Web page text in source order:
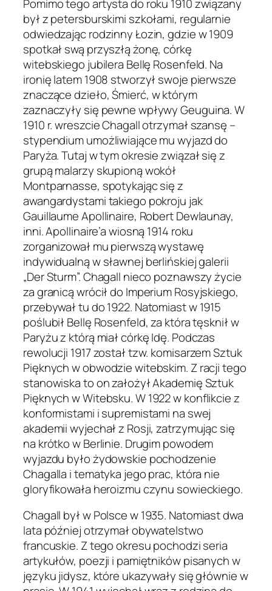
Pomimo tego artysta do roku 1910 związany
był z petersburskimi szkołami, regularnie
odwiedzając rodzinny Łozin, gdzie w 1909
spotkał swą przyszłą żonę, córkę
witebskiego jubilera Bellę Rosenfeld. Na
ironię latem 1908 stworzył swoje pierwsze
znaczące dzieło,Śmierć, w którym
zaznaczyły się pewne wpływy Geuguina. W
1910 r. wreszcie Chagall otrzymał szansę –
stypendium umożliwiające mu wyjazd do
Paryża. Tutaj w tym okresie związał się z
grupą malarzy skupioną wokół
Montparnasse, spotykając się z
awangardystami takiego pokroju jak
Gauillaume Apollinaire, Robert Dewlaunay,
inni. Apollinaire’a wiosną 1914 roku
zorganizował mu pierwszą wystawę
indywidualną w sławnej berlińskiej galerii
„Der Sturm”. Chagall nieco poznawszy życie
za granicą wrócił do Imperium Rosyjskiego,
przebywał tu do 1922. Natomiast w 1915
poślubił Bellę Rosenfeld, za która tęsknił w
Paryżu z którą miał córkę Idę. Podczas
rewolucji 1917 został tzw. komisarzem Sztuk
Pięknych w obwodzie witebskim. Z racji tego
stanowiska to on założył Akademię Sztuk
Pięknych w Witebsku. W 1922 w konflikcie z
konformistami i supremistami na swej
akademii wyjechał z Rosji, zatrzymując się
na krótko w Berlinie. Drugim powodem
wyjazdu było żydowskie pochodzenie
Chagalla i tematyka jego prac, która nie
gloryfikowała heroizmu czynu sowieckiego.
Chagall był w Polsce w 1935. Natomiast dwa
lata później otrzymał obywatelstwo
francuskie. Z tego okresu pochodzi seria
artykułów, poezji i pamiętników pisanych w
języku jidysz, które ukazywały się głównie w